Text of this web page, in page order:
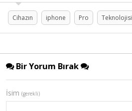
Cihazın iphone Pro Teknolojisi
Bir Yorum Bırak
İsim (gerekli)